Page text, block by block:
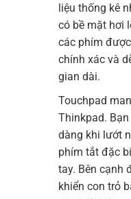
liệu thống kê
có bề mặt hơi
các phím
chính xác và
gian dài.
Touchpad
Thinkpad.
dàng khi lướt
phím tắt đặc
tay. Bên cạnh
khiển con trỏ